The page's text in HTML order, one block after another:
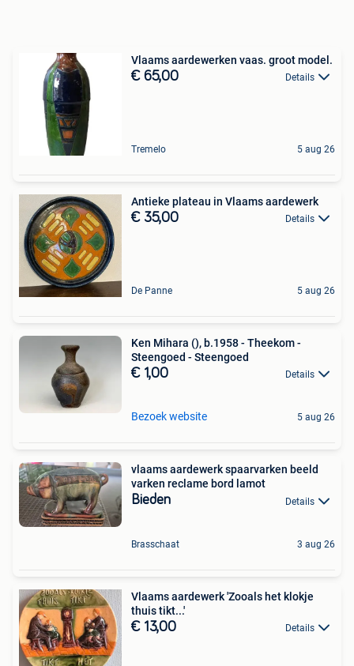
Vlaams aardewerken vaas. groot model.
€ 65,00 Details
Tremelo 5 aug 26
Antieke plateau in Vlaams aardewerk
€ 35,00 Details
De Panne 5 aug 26
Ken Mihara (), b.1958 - Theekom -
Steengoed - Steengoed
€ 1,00 Details
Bezoek website 5 aug 26
vlaams aardewerk spaarvarken beeld
varken reclame bord lamot
Bieden Details
Brasschaat 3 aug 26
Vlaams aardewerk 'Zooals het klokje
thuis tikt...'
€ 13,00 Details